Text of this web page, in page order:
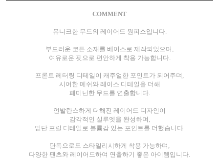
COMMENT
유니크한 무드의 레이어드 원피스입니다.
부드러운 코튼 소재를 베이스로 제작되었으며,
여유로운 핏으로 편안하게 착용 가능합니다.
프론트 레터링 디테일이 캐주얼한 포인트가 되어주며,
시어한 메쉬와 레이스 디테일을 더해
페미닌한 무드를 연출합니다.
언발란스하게 더해진 레이어드 디자인이
감각적인 실루엣을 완성하며,
밑단 프릴 디테일로 볼륨감 있는 포인트를 더했습니다.
단독으로도 스타일리시하게 착용 가능하며,
다양한 팬츠와 레이어드하여 연출하기 좋은 아이템입니다.